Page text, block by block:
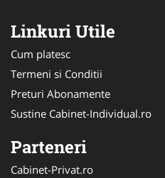
Linkuri Utile
Cum platesc
Termeni si Conditii
Preturi Abonamente
Sustine Cabinet-Individual.ro
Parteneri
Cabinet-Privat.ro